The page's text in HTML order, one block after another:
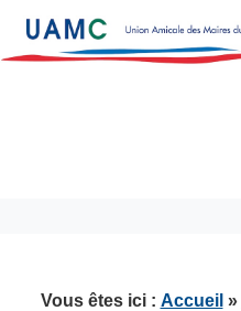
Vous êtes ici : Accueil »